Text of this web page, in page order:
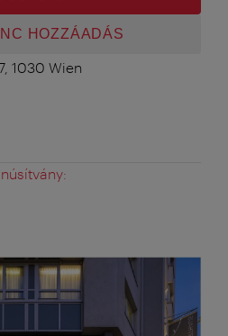
HOZZÁADÁS
1030 Wien